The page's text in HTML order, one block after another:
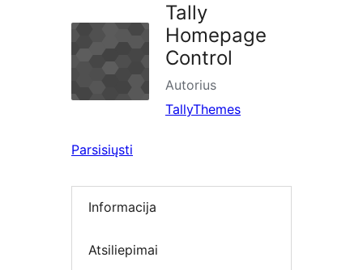
Tally
Homepage
Control
Autorius
TallyThemes
Parsisiųsti
Informacija
Atsiliepimai